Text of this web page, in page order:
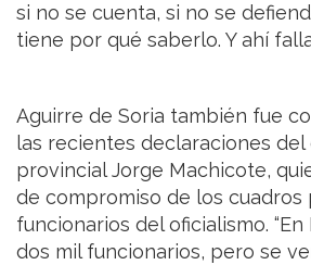
si no se cuenta, si no se
tiene por qué saberlo. Y ahí
Aguirre de Soria también fue
las recientes declaraciones del
provincial Jorge Machicote,
de compromiso de los cuadros
funcionarios del oficialismo. “En
dos mil funcionarios, pero se